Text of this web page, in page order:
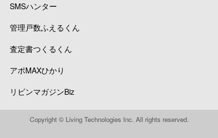
SMSハンター
管理戸数ふえるくん
査定書つくるくん
アポMAXひかり
リビンマガジンBiz
Copyright © Living Technologies Inc. All rights reserved.